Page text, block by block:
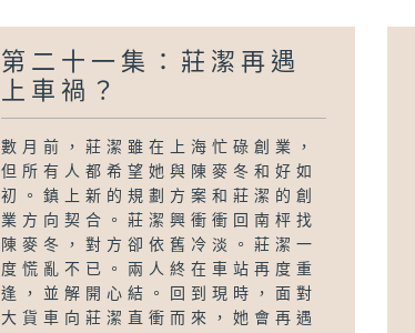
第二十一集：莊潔再遇
上車禍？
數月前，莊潔雖在上海忙碌創業，
但所有人都希望她與陳麥冬和好如
初。鎮上新的規劃方案和莊潔的創
業方向契合。莊潔興衝衝回南枰找
陳麥冬，對方卻依舊冷淡。莊潔一
度慌亂不已。兩人終在車站再度重
逢，並解開心結。回到現時，面對
大貨車向莊潔直衝而來，她會再遇